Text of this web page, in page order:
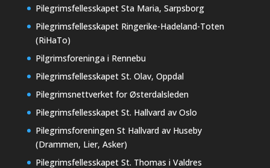
Pilegrimsfellesskapet Sta Maria, Sarpsborg
Pilegrimsfellesskapet Ringerike-Hadeland-Toten
(RiHaTo)
Pilgrimsforeninga i Rennebu
Pilegrimsfellesskapet St. Olav, Oppdal
Pilegrimsnettverket for Østerdalsleden
Pilegrimsfellesskapet St. Hallvard av Oslo
Pilegrimsforeningen St Hallvard av Huseby
(Drammen, Lier, Asker)
Pilegrimsfellesskapet St. Thomas i Valdres